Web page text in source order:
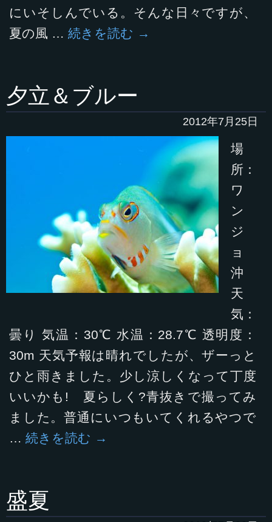
にいそしんでいる。そんな日々ですが、
夏の風 … 続きを読む →
夕立＆ブルー
2012年7月25日
場
所：
ワ
ン
ジ
ョ
沖
天
気：
曇り 気温：30℃ 水温：28.7℃ 透明度：
30m 天気予報は晴れでしたが、ザーっと
ひと雨きました。少し涼しくなって丁度
いいかも! 夏らしく?青抜きで撮ってみ
ました。普通にいつもいてくれるやつで
… 続きを読む →
盛夏